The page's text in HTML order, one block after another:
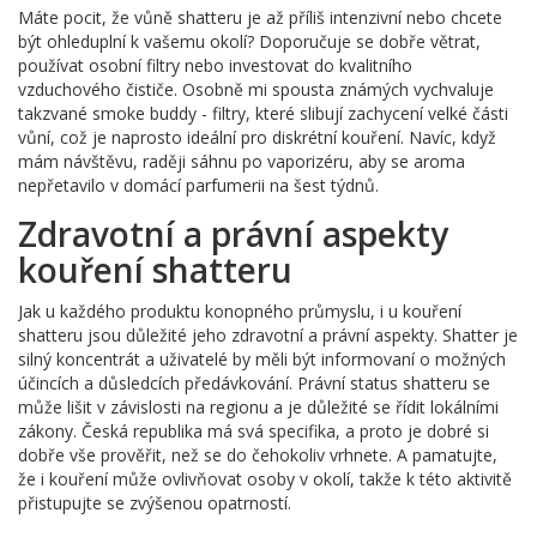
Máte pocit, že vůně shatteru je až příliš intenzivní nebo chcete
být ohleduplní k vašemu okolí? Doporučuje se dobře větrat,
používat osobní filtry nebo investovat do kvalitního
vzduchového čističe. Osobně mi spousta známých vychvaluje
takzvané smoke buddy - filtry, které slibují zachycení velké části
vůní, což je naprosto ideální pro diskrétní kouření. Navíc, když
mám návštěvu, raději sáhnu po vaporizéru, aby se aroma
nepřetavilo v domácí parfumerii na šest týdnů.
Zdravotní a právní aspekty
kouření shatteru
Jak u každého produktu konopného průmyslu, i u kouření
shatteru jsou důležité jeho zdravotní a právní aspekty. Shatter je
silný koncentrát a uživatelé by měli být informovaní o možných
účincích a důsledcích předávkování. Právní status shatteru se
může lišit v závislosti na regionu a je důležité se řídit lokálními
zákony. Česká republika má svá specifika, a proto je dobré si
dobře vše prověřit, než se do čehokoliv vrhnete. A pamatujte,
že i kouření může ovlivňovat osoby v okolí, takže k této aktivitě
přistupujte se zvýšenou opatrností.